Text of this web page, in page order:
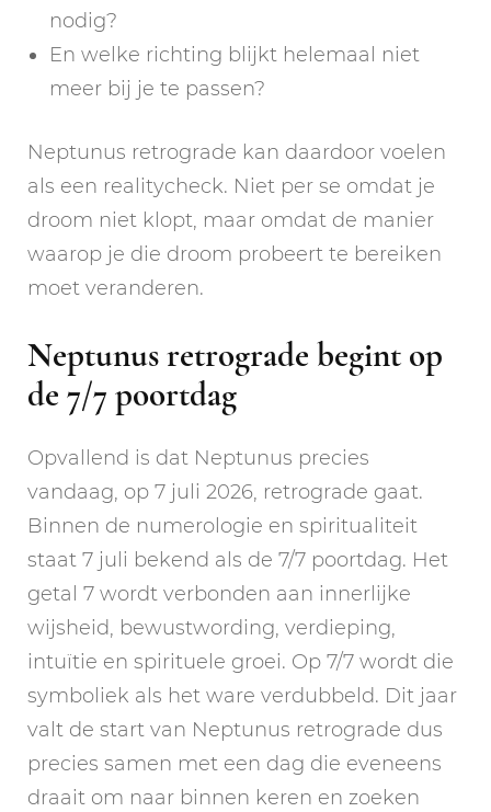
nodig?
En welke richting blijkt helemaal niet
meer bij je te passen?
Neptunus retrograde kan daardoor voelen
als een realitycheck. Niet per se omdat je
droom niet klopt, maar omdat de manier
waarop je die droom probeert te bereiken
moet veranderen.
Neptunus retrograde begint op
de 7/7 poortdag
Opvallend is dat Neptunus precies
vandaag, op 7 juli 2026, retrograde gaat.
Binnen de numerologie en spiritualiteit
staat 7 juli bekend als de 7/7 poortdag. Het
getal 7 wordt verbonden aan innerlijke
wijsheid, bewustwording, verdieping,
intuïtie en spirituele groei. Op 7/7 wordt die
symboliek als het ware verdubbeld. Dit jaar
valt de start van Neptunus retrograde dus
precies samen met een dag die eveneens
draait om naar binnen keren en zoeken